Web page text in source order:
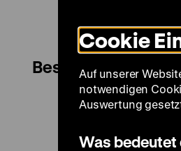
Besuch
Cookie
Auf unserer
notwendigen
Auswertung
Was bedeutet